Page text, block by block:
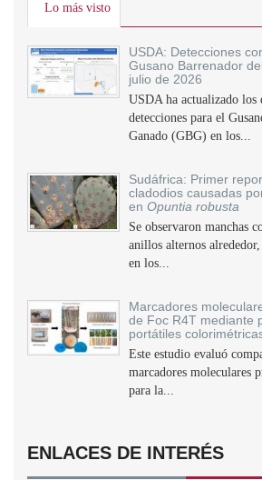
Lo más visto
USDA: Detecciones
Gusano Barrenador
julio de 2026
USDA ha actualizado los
detecciones para el
Ganado (GBG) en los...
Sudáfrica: Primer
cladodios causadas
en Opuntia robusta
Se observaron manchas
anillos alternos
en los...
Marcadores
de Foc R4T mediante
portátiles
Este estudio evaluó
marcadores moleculares
para la...
ENLACES DE INTERÉS